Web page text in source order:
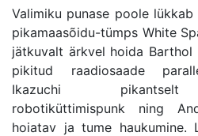
Valimiku punase poole
pikamaasõidu-tümps White
jätkuvalt ärkvel hoida
pikitud raadiosaade
Ikazuchi pikantselt
robotiküttimispunk ning
hoiatav ja tume haukumine.